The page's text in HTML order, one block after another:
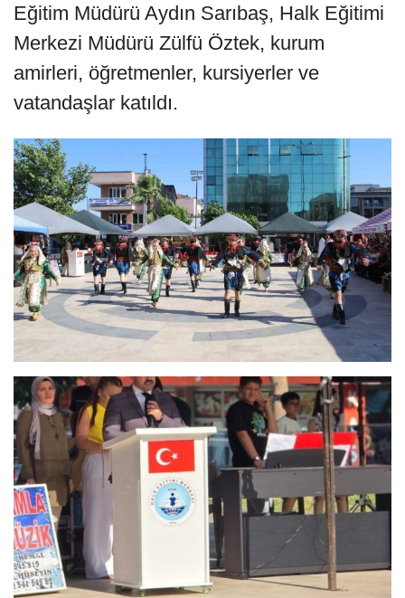
Eğitim Müdürü Aydın Sarıbaş, Halk Eğitimi
Merkezi Müdürü Zülfü Öztek, kurum
amirleri, öğretmenler, kursiyerler ve
vatandaşlar katıldı.